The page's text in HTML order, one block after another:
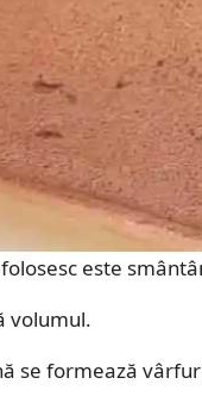
este
volumul.
se formează